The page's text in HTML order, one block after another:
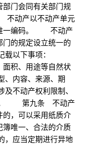
门会同有关部门规
动产以不动产单元
唯一编码。 不动产
的规定设立统一的
载以下事项：
面积、用途等自然状
内容、来源、期
不动产权利限制、
。 第九条 不动产
，可以采用纸质介
唯一、合法的介质
应当定期进行异地